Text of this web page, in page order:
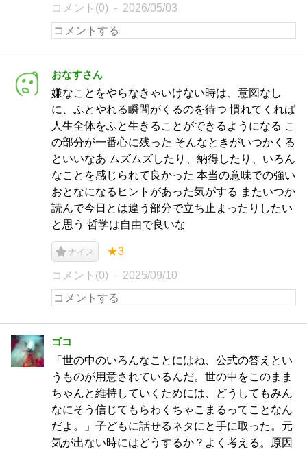
コメント(0) 2026/05/03
おなすさん
嫌なことをやらなきゃいけない時は、意図なし
に、ふとやれる瞬間がくるのを待つ 慣れてくれば
人生全体をふと生きることができるようになる こ
の部分が一番心に残った そんなときがいつかくる
といいなあ ムズムズしたり、納得したり、いろん
なことを感じられて良かった 本当の意味での強い
おとなになるヒントがあった気がする またいつか
読んで今日とは違う部分で立ち止まったりしたい
と思う 哲学は自由で良いな
ナイス ★3
コメント(0) 2025/09/10
ゴコ
「世の中のいろんなことにはね、公式の答えとい
うものが用意されているんだ。世の中をこのまま
ちゃんと維持していくためには、どうしてもみん
なにそう信じてもらわくちゃこまるってことなん
だよ。」子どもに話せるネタにと手に取った。元
気が出ない時にはどうするか？よく考える。原因